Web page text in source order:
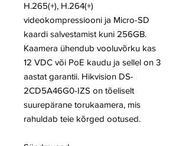
H.265(+), H.264(+)
videokompressiooni ja Micro-SD
kaardi salvestamist kuni 256GB.
Kaamera ühendub vooluvõrku kas
12 VDC või PoE kaudu ja sellel on 3
aastat garantii. Hikvision DS-
2CD5A46G0-IZS on tõeliselt
suurepärane torukaamera, mis
rahuldab teie kõrged ootused.